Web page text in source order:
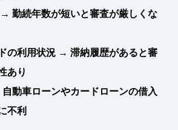
→ 勤続年数が短いと審査が厳しくな
の利用状況 → 滞納履歴があると審
あり
動車ローンやカードローンの借入
不利